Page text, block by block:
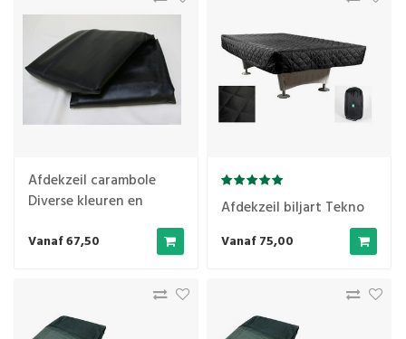
Afdekzeil carambole
Diverse kleuren en
Vanaf 67,50
Afdekzeil biljart Tekno
Vanaf 75,00